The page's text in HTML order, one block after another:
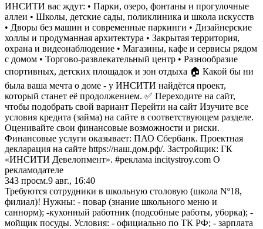
ИНСИТИ вас ждут: • Парки, озеро, фонтаны и прогулочные
аллеи • Школы, детские сады, поликлиника и школа искусств
• Дворы без машин и современные паркинги • Дизайнерские
холлы и продуманная архитектура • Закрытая территория,
охрана и видеонаблюдение • Магазины, кафе и сервисы рядом
с домом • Торгово-развлекательный центр • Разнообразие
спортивных, детских площадок и зон отдыха 🏠 Какой бы ни
была ваша мечта о доме - у ИНСИТИ найдётся проект,
который станет её продолжением. ✅ Переходите на сайт,
чтобы подобрать свой вариант Перейти на сайт Изучите все
условия кредита (займа) на сайте в соответствующем разделе.
Оценивайте свои финансовые возможности и риски.
Финансовые услуги оказывает: ПАО Сбербанк. Проектная
декларация на сайте https://наш.дом.рф/. Застройщик: ГК
«ИНСИТИ Девелопмент». #реклама incitystroy.com О
рекламодателе
343 просм.9 авг., 16:40
Требуются сотрудники в школьную столовую (школа Nº18,
филиал)! Нужны: - повар (знание школьного меню и
саннорм); -кухонный работник (подсобные работы, уборка); -
мойщик посуды. Условия: - официально по ТК РФ; - зарплата